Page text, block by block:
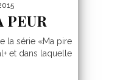
PEUR
la série «Ma pire
et dans laquelle